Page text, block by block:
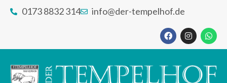
0173 8832 314 info@der-tempelhof.de